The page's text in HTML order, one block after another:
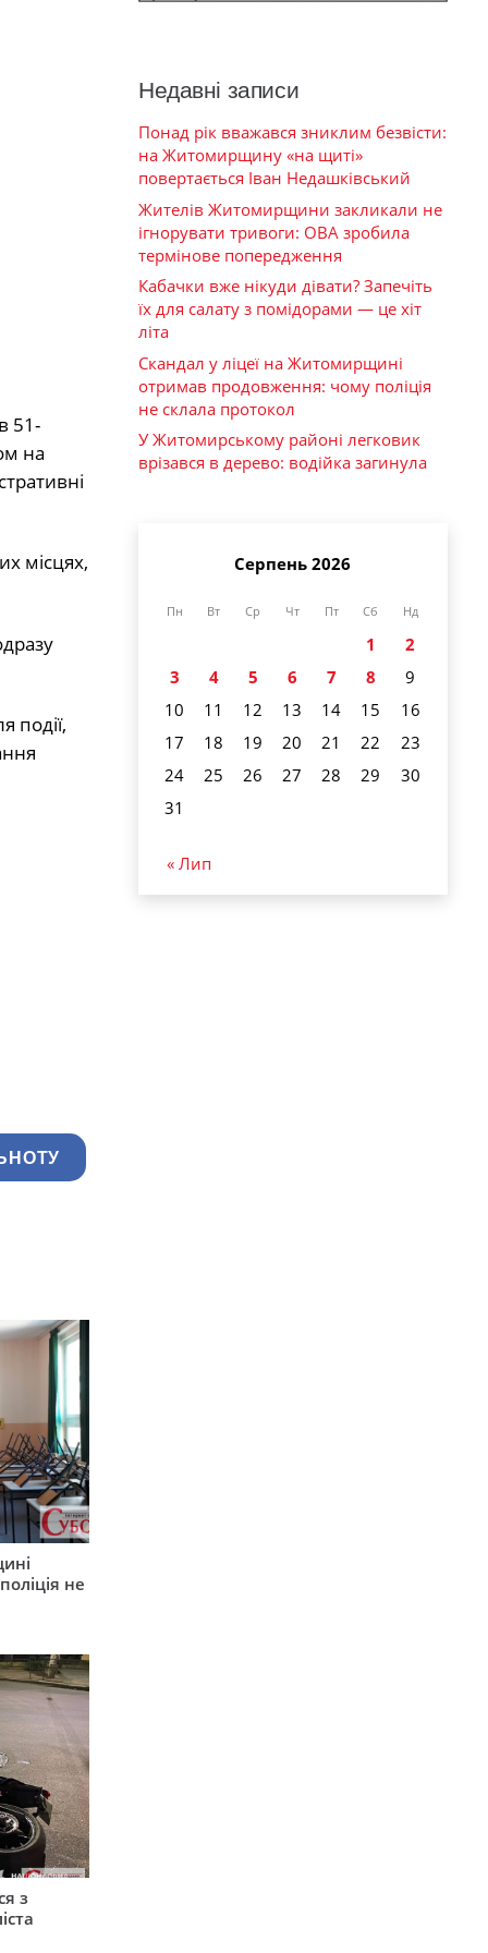
51-
на
місцях,
події,
не
з
Недавні записи
Понад рік вважався зниклим безвісти:
на Житомирщину «на щиті»
повертається Іван Недашківський
Жителів Житомирщини закликали не
ігнорувати тривоги: ОВА зробила
термінове попередження
Кабачки вже нікуди дівати? Запечіть
їх для салату з помідорами — це хіт
літа
Скандал у ліцеї на Житомирщині
отримав продовження: чому поліція
не склала протокол
У Житомирському районі легковик
врізався в дерево: водійка загинула
Серпень 2026
Пн Вт Ср Чт Пт Сб Нд
1
2
3
4 5 6 7 8
9
10
11 12 13 14 15
16
17
18 19 20 21 22
23
24
25 26 27 28 29
30
31
« Лип